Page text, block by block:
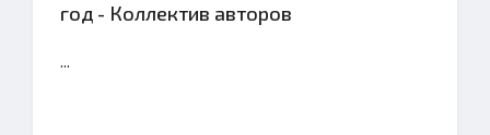
год - Коллектив авторов
...